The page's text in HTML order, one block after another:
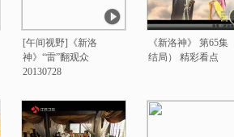
[午间视野]《新洛
神》“雷”翻观众
20130728
《新洛神》 第65集
结局） 精彩看点